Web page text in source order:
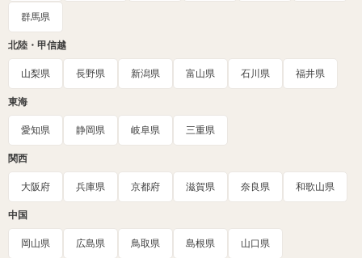
群馬県
北陸・甲信越
山梨県 長野県 新潟県 富山県 石川県 福井県
東海
愛知県 静岡県 岐阜県 三重県
関西
大阪府 兵庫県 京都府 滋賀県 奈良県 和歌山県
中国
岡山県 広島県 鳥取県 島根県 山口県